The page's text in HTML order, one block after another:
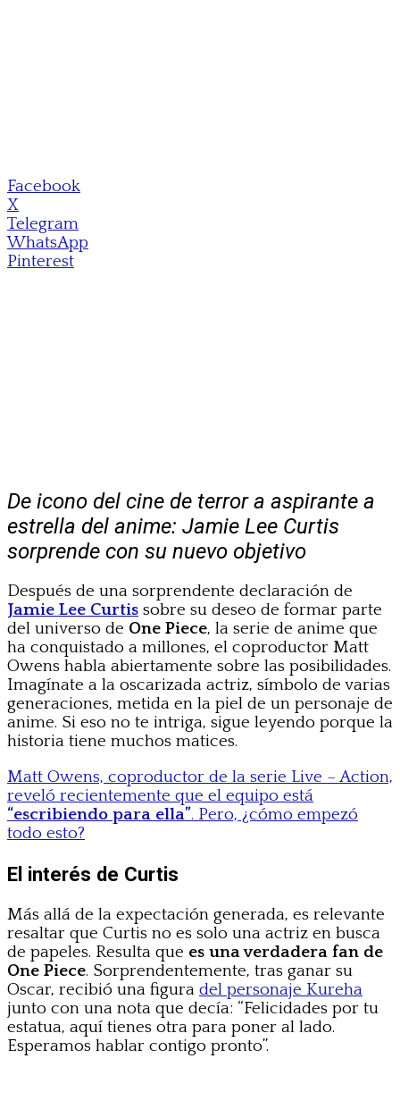
Facebook
X
Telegram
WhatsApp
Pinterest
De icono del cine de terror a aspirante a
estrella del anime: Jamie Lee Curtis
sorprende con su nuevo objetivo
Después de una sorprendente declaración de
Jamie Lee Curtis sobre su deseo de formar parte
del universo de One Piece, la serie de anime que
ha conquistado a millones, el coproductor Matt
Owens habla abiertamente sobre las posibilidades.
Imagínate a la oscarizada actriz, símbolo de varias
generaciones, metida en la piel de un personaje de
anime. Si eso no te intriga, sigue leyendo porque la
historia tiene muchos matices.
Matt Owens, coproductor de la serie Live – Action,
reveló recientemente que el equipo está
“escribiendo para ella”. Pero, ¿cómo empezó
todo esto?
El interés de Curtis
Más allá de la expectación generada, es relevante
resaltar que Curtis no es solo una actriz en busca
de papeles. Resulta que es una verdadera fan de
One Piece. Sorprendentemente, tras ganar su
Oscar, recibió una figura del personaje Kureha
junto con una nota que decía: “Felicidades por tu
estatua, aquí tienes otra para poner al lado.
Esperamos hablar contigo pronto”.